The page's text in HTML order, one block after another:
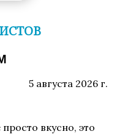
5 августа 2026 г.
вкусно, это